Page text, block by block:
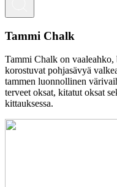
Tammi Chalk
Tammi Chalk on vaaleahko,
korostuvat pohjasävyä
tammen luonnollinen
terveet oksat, kitatut oksat
kittauksessa.